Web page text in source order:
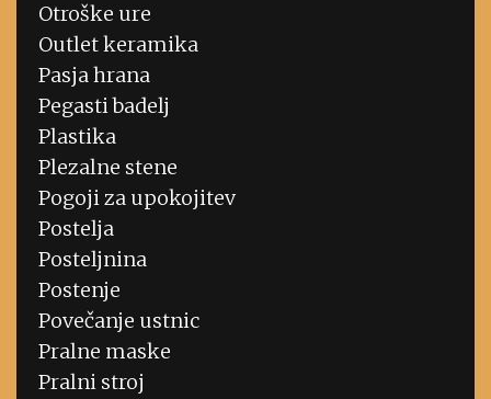
Otroške ure
Outlet keramika
Pasja hrana
Pegasti badelj
Plastika
Plezalne stene
Pogoji za upokojitev
Postelja
Posteljnina
Postenje
Povečanje ustnic
Pralne maske
Pralni stroj